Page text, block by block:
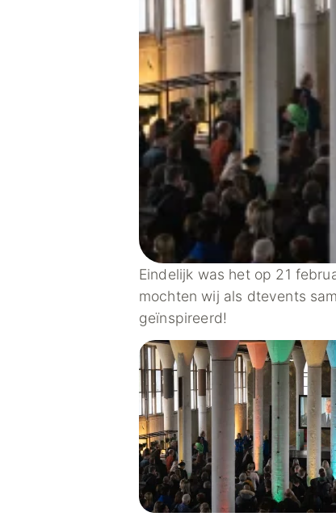
Eindelijk was het op 21
mochten wij als dtevents
geïnspireerd!